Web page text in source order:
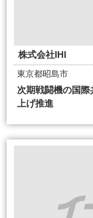
株式会社IHI
東京都昭島市
次期戦闘機の国
上げ推進